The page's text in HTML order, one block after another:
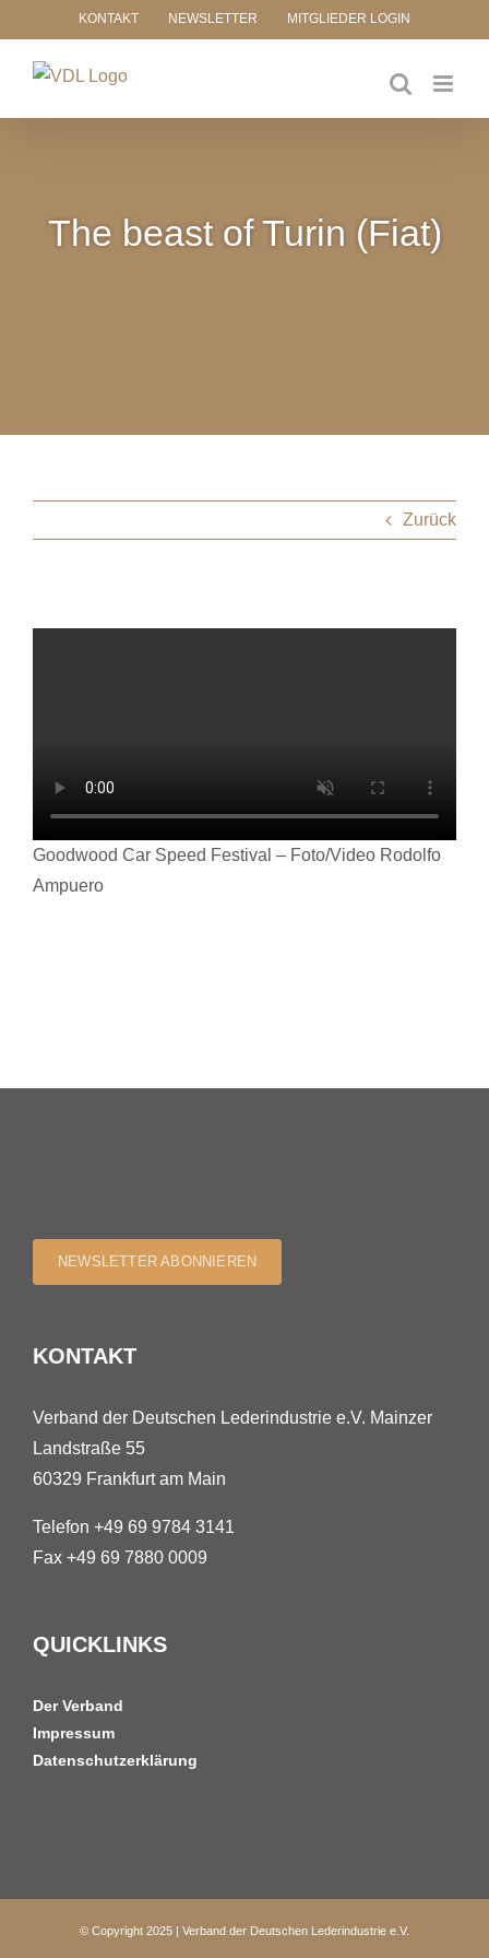
Inhalt
springen
KONTAKT NEWSLETTER MITGLIEDER LOGIN
The beast of Turin (Fiat)
Zurück
Goodwood Car Speed Festival – Foto/Video Rodolfo
Ampuero
NEWSLETTER ABONNIEREN
KONTAKT
Verband der Deutschen Lederindustrie e.V. Mainzer
Landstraße 55
60329 Frankfurt am Main
Telefon +49 69 9784 3141
Fax +49 69 7880 0009
QUICKLINKS
Der Verband
Impressum
Datenschutzerklärung
© Copyright 2025 | Verband der Deutschen Lederindustrie e.V.